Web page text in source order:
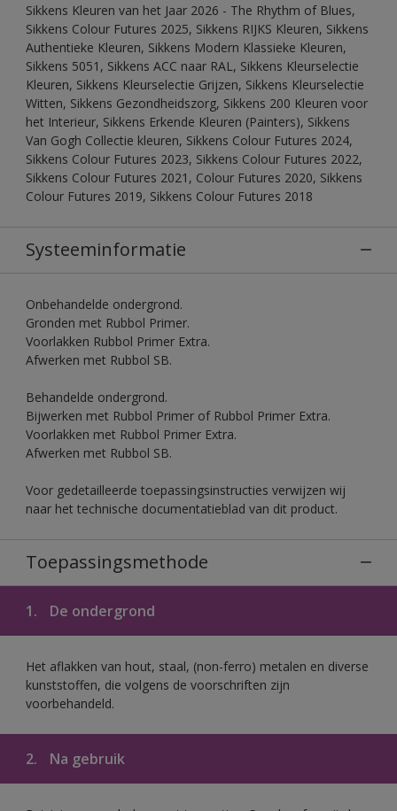
Sikkens Kleuren van het Jaar 2026 - The Rhythm of Blues,
Sikkens Colour Futures 2025, Sikkens RIJKS Kleuren, Sikkens
Authentieke Kleuren, Sikkens Modern Klassieke Kleuren,
Sikkens 5051, Sikkens ACC naar RAL, Sikkens Kleurselectie
Kleuren, Sikkens Kleurselectie Grijzen, Sikkens Kleurselectie
Witten, Sikkens Gezondheidszorg, Sikkens 200 Kleuren voor
het Interieur, Sikkens Erkende Kleuren (Painters), Sikkens
Van Gogh Collectie kleuren, Sikkens Colour Futures 2024,
Sikkens Colour Futures 2023, Sikkens Colour Futures 2022,
Sikkens Colour Futures 2021, Colour Futures 2020, Sikkens
Colour Futures 2019, Sikkens Colour Futures 2018
Systeeminformatie
Onbehandelde ondergrond.
Gronden met Rubbol Primer.
Voorlakken Rubbol Primer Extra.
Afwerken met Rubbol SB.
Behandelde ondergrond.
Bijwerken met Rubbol Primer of Rubbol Primer Extra.
Voorlakken met Rubbol Primer Extra.
Afwerken met Rubbol SB.
Voor gedetailleerde toepassingsinstructies verwijzen wij
naar het technische documentatieblad van dit product.
Toepassingsmethode
1. De ondergrond
Het aflakken van hout, staal, (non-ferro) metalen en diverse
kunststoffen, die volgens de voorschriften zijn
voorbehandeld.
2. Na gebruik